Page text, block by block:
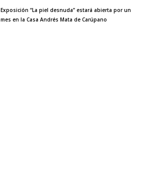
Exposición “La piel desnuda” estará abierta por un
mes en la Casa Andrés Mata de Carúpano